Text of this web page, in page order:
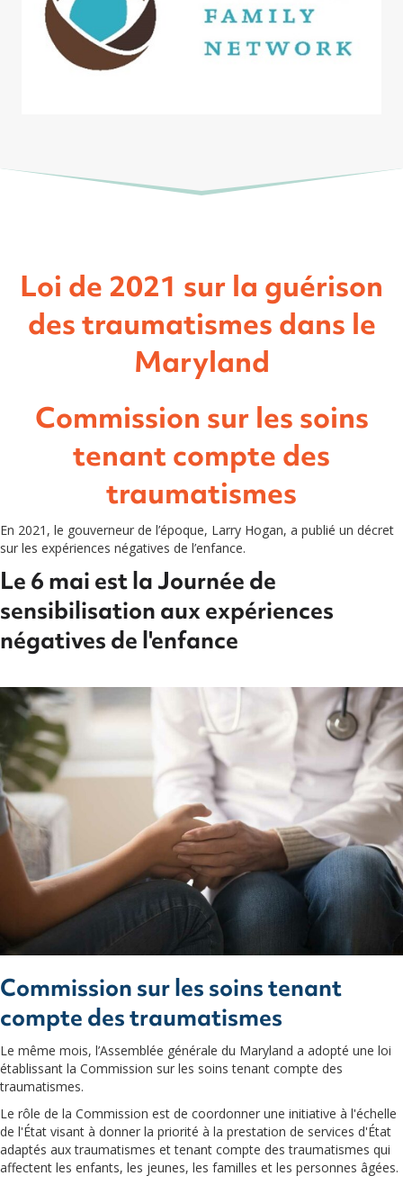
Loi de 2021 sur la guérison
des traumatismes dans le
Maryland
Commission sur les soins
tenant compte des
traumatismes
En 2021, le gouverneur de l’époque, Larry Hogan, a publié un décret
sur les expériences négatives de l’enfance.
Le 6 mai est la Journée de
sensibilisation aux expériences
négatives de l'enfance
Commission sur les soins tenant
compte des traumatismes
Le même mois, l’Assemblée générale du Maryland a adopté une loi
établissant la Commission sur les soins tenant compte des
traumatismes.
Le rôle de la Commission est de coordonner une initiative à l'échelle
de l'État visant à donner la priorité à la prestation de services d'État
adaptés aux traumatismes et tenant compte des traumatismes qui
affectent les enfants, les jeunes, les familles et les personnes âgées.